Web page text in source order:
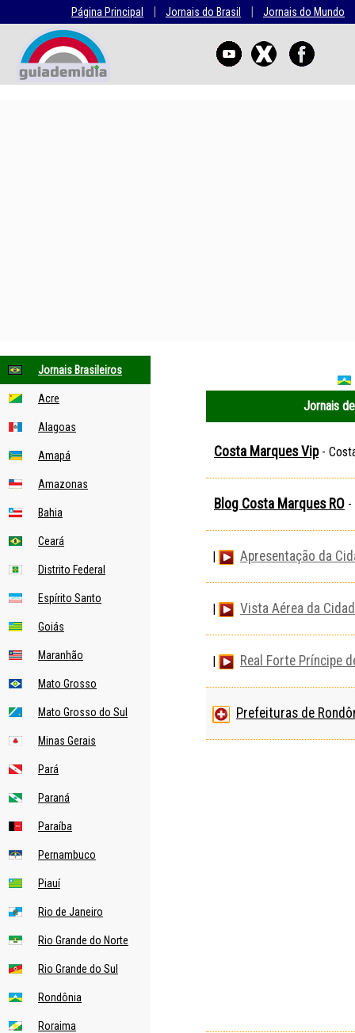
Página Principal | Jornais do Brasil | Jornais do Mundo
Jornais Brasileiros
Acre
Alagoas
Amapá
Amazonas
Bahia
Ceará
Distrito Federal
Espírito Santo
Goiás
Maranhão
Mato Grosso
Mato Grosso do Sul
Minas Gerais
Pará
Paraná
Paraíba
Pernambuco
Piauí
Rio de Janeiro
Rio Grande do Norte
Rio Grande do Sul
Rondônia
Roraima
Jornais
Costa Marques Vip-
Blog Costa Marques RO -
| Apresentação da
| Vista Aérea da
| Real Forte Príncipe
Prefeituras de